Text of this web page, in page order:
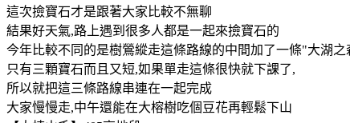
這次撿寶石才是跟著大家比較不無聊
結果好天氣,路上遇到很多人都是一起來撿寶石的
今年比較不同的是樹鶯縱走這條路線的中間加了一條"大湖之
只有三顆寶石而且又短,如果單走這條很快就下課了,
所以就把這三條路線串連在一起完成
大家慢慢走,中午還能在大榕樹吃個豆花再輕鬆下山